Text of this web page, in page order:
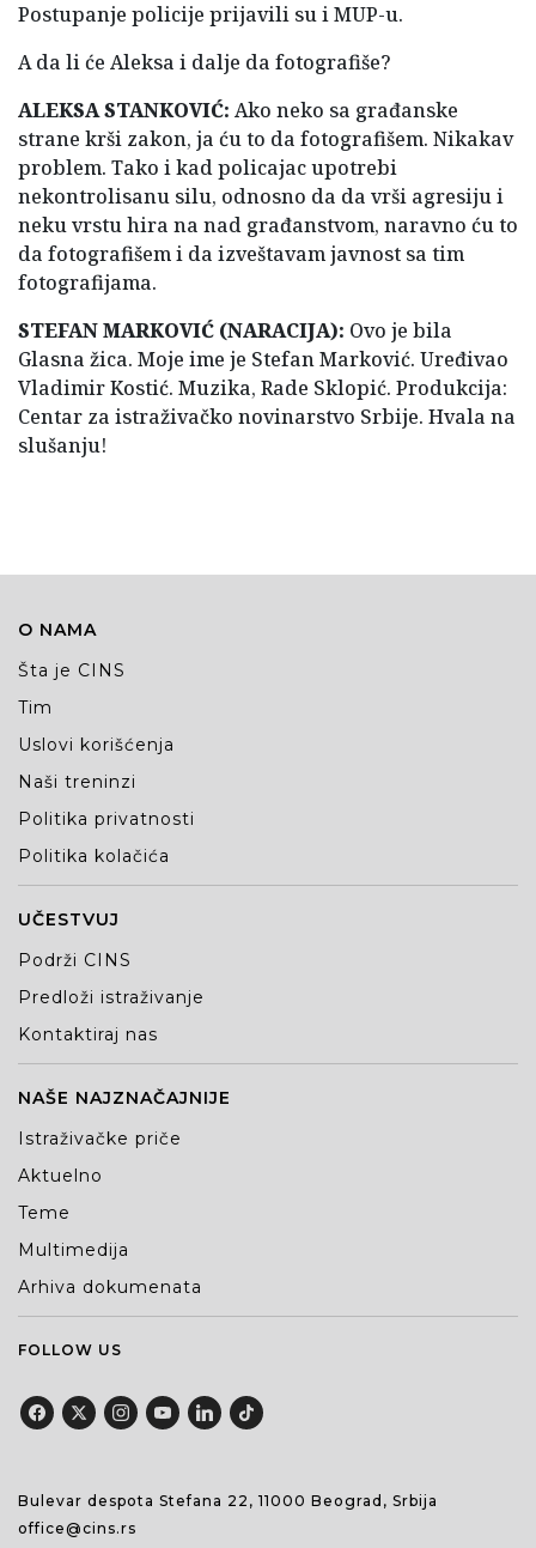
Postupanje policije prijavili su i MUP-u.
A da li će Aleksa i dalje da fotografiše?
ALEKSA STANKOVIĆ: Ako neko sa građanske
strane krši zakon, ja ću to da fotografišem. Nikakav
problem. Tako i kad policajac upotrebi
nekontrolisanu silu, odnosno da da vrši agresiju i
neku vrstu hira na nad građanstvom, naravno ću to
da fotografišem i da izveštavam javnost sa tim
fotografijama.
STEFAN MARKOVIĆ (NARACIJA): Ovo je bila
Glasna žica. Moje ime je Stefan Marković. Uređivao
Vladimir Kostić. Muzika, Rade Sklopić. Produkcija:
Centar za istraživačko novinarstvo Srbije. Hvala na
slušanju!
O NAMA
Šta je CINS
Tim
Uslovi korišćenja
Naši treninzi
Politika privatnosti
Politika kolačića
UČESTVUJ
Podrži CINS
Predloži istraživanje
Kontaktiraj nas
NAŠE NAJZNAČAJNIJE
Istraživačke priče
Aktuelno
Teme
Multimedija
Arhiva dokumenata
FOLLOW US
Bulevar despota Stefana 22, 11000 Beograd, Srbija
office@cins.rs